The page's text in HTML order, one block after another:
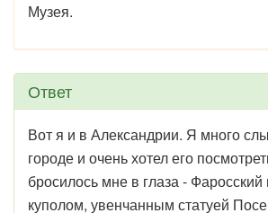
Музея.
Ответ
Вот я и в Александрии. Я много
городе и очень хотел его
бросилось мне в глаза -
куполом, увенчанным статуей